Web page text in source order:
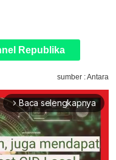
Republika
sumber : Antara
arrow_forward_ios Baca selengkapnya